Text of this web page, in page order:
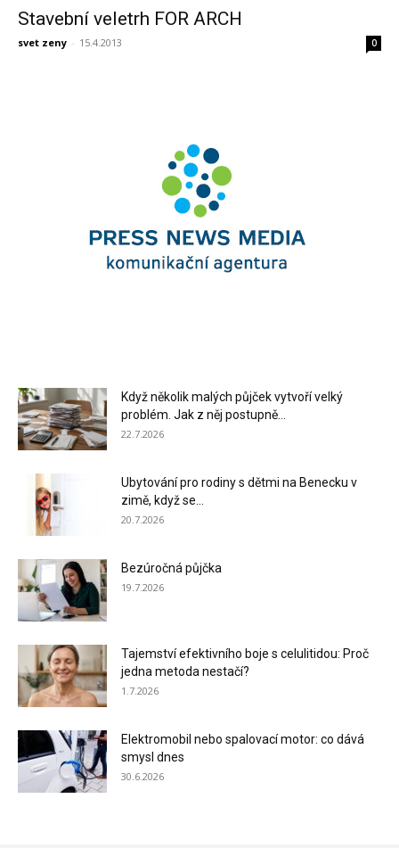
Stavební veletrh FOR ARCH
svet zeny - 15.4.2013 0
Když několik malých půjček vytvoří velký
problém. Jak z něj postupně...
22.7.2026
Ubytování pro rodiny s dětmi na Benecku v
zimě, když se...
20.7.2026
Bezúročná půjčka
19.7.2026
Tajemství efektivního boje s celulitidou: Proč
jedna metoda nestačí?
1.7.2026
Elektromobil nebo spalovací motor: co dává
smysl dnes
30.6.2026